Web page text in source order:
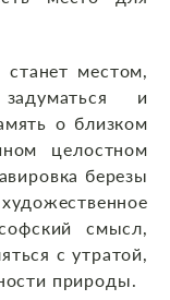
местом,
и
о близком
целостном
березы
смысл,
с утратой,
природы.